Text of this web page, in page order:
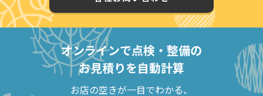
オンラインで点検・整備の
お見積りを自動計算
お店の空きが一目でわかる、